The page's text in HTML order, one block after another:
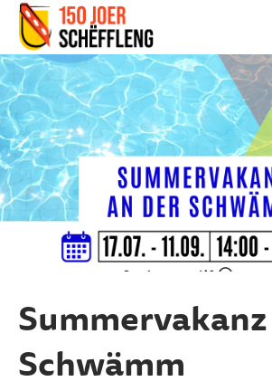
Schifflange, schifflange-logo,
Schwämm